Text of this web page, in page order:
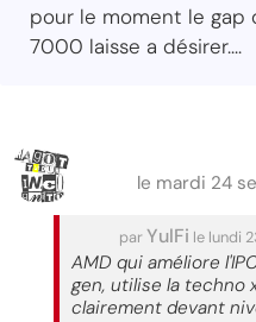
pour le moment le
7000 laisse a désirer....
le mardi 24
parYulFi le lundi
AMD qui améliore
gen, utilise la techno
clairement devant